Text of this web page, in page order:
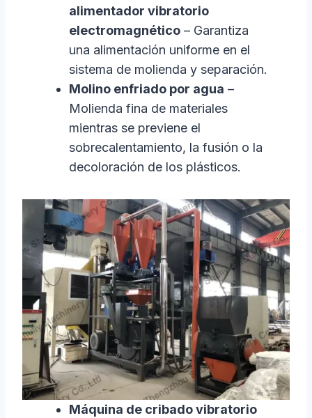
alimentador vibratorio
electromagnético– Garantiza
una alimentación uniforme en el
sistema de molienda y separación.
Molino enfriado por agua –
Molienda fina de materiales
mientras se previene el
sobrecalentamiento, la fusión o la
decoloración de los plásticos.
Máquina de cribado vibratorio